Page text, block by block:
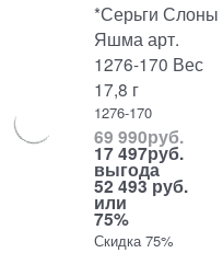
*Серьги Слоны
Яшма арт.
1276-170 Вес
17,8 г
1276-170
69 990руб.
17 497руб.
выгода
52 493 руб.
или
75%
Скидка 75%